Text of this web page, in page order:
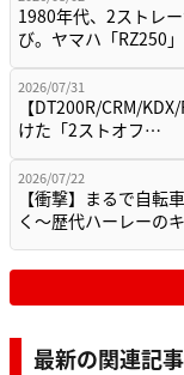
1980年代、2ストレ
び。ヤマハ「RZ250
2026/07/31
【DT200R/CRM/
けた「2ストオフ…
2026/07/22
【衝撃】まるで自転
く〜歴代ハーレーの
最新の関連記